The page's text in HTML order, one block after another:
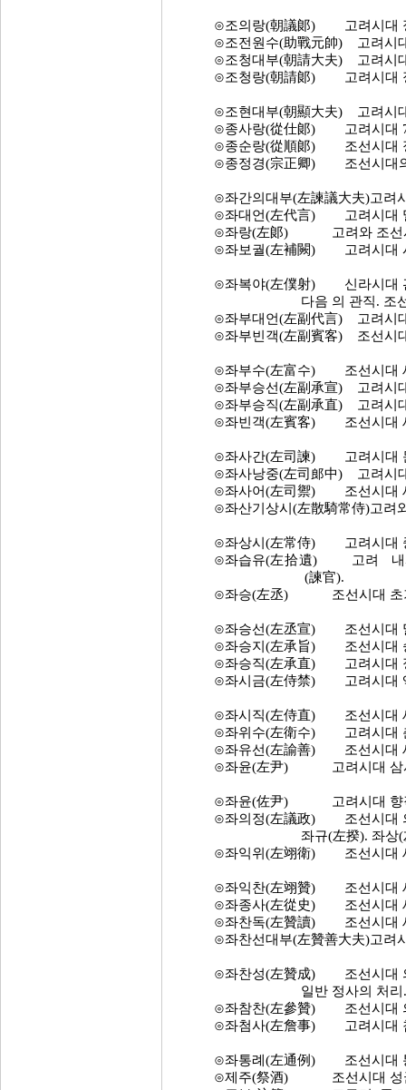
⊙조의랑(朝議郞) 고려시대
⊙조전원수(助戰元帥) 고려시
⊙조청대부(朝請大夫) 고려시
⊙조청랑(朝請郞) 고려시대
⊙조현대부(朝顯大夫) 고려시
⊙종사랑(從仕郞) 고려시대 7
⊙종순랑(從順郞) 조선시대
⊙종정경(宗正卿) 조선시대의
⊙좌간의대부(左諫議大夫)고려
⊙좌대언(左代言) 고려시대 밀
⊙좌랑(左郞) 고려와 조선시
⊙좌보궐(左補闕) 고려시대
⊙좌복야(左僕射) 신라시대 관
다음 의 관직. 조선 초기
⊙좌부대언(左副代言) 고려시
⊙좌부빈객(左副賓客) 조선시
⊙좌부수(左富수) 조선시대 세
⊙좌부승선(左副承宣) 고려시
⊙좌부승직(左副承直) 고려시
⊙좌빈객(左賓客) 조선시대 세
⊙좌사간(左司諫) 고려시대 문
⊙좌사낭중(左司郎中) 고려시
⊙좌사어(左司禦) 조선시대
⊙좌산기상시(左散騎常侍)고려
⊙좌상시(左常侍) 고려시대
⊙좌습유(左拾遺) 고려 내사
(諫官).
⊙좌승(左丞) 조선시대 초기
⊙좌승선(左丞宣) 조선시대
⊙좌승지(左承旨) 조선시대 승
⊙좌승직(左承直) 고려시대
⊙좌시금(左侍禁) 고려시대
⊙좌시직(左侍直) 조선시대 세
⊙좌위수(左衛수) 고려시대 춘
⊙좌유선(左諭善) 조선시대 세
⊙좌윤(左尹) 고려시대 삼사
⊙좌윤(佐尹) 고려시대 향직
⊙좌의정(左議政) 조선시대 의
좌규(左揆). 좌상(左相).
⊙좌익위(左翊衛) 조선시대 세
⊙좌익찬(左翊贊) 조선시대 세
⊙좌종사(左從史) 조선시대 세
⊙좌찬독(左贊讀) 조선시대
⊙좌찬선대부(左贊善大夫)고려
⊙좌찬성(左贊成) 조선시대 의
일반 정사의 처리. 국토
⊙좌참찬(左參贊) 조선시대
⊙좌첨사(左詹事) 고려시대
⊙좌통례(左通例) 조선시대 통
⊙제주(祭酒) 조선시대 성균